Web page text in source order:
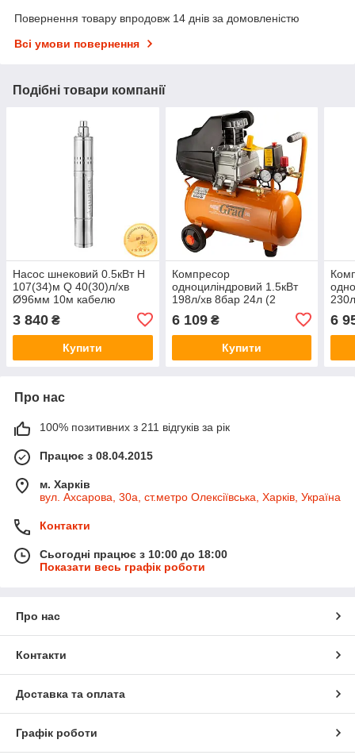
Повернення товару впродовж 14 днів за домовленістю
Всі умови повернення
Подібні товари компанії
Насос шнековий 0.5кВт H
107(34)м Q 40(30)л/хв
Ø96мм 10м кабелю
AQUATICA 4QGDM1.8-50-
0.5 (778212)
3 840 ₴
Купити
Компресор
одноциліндровий 1.5кВт
198л/хв 8бар 24л (2
крана) GRAD (7043555)
6 109₴
Купити
6
Про нас
100% позитивних з 211 відгуків за рік
Працює з 08.04.2015
м. Харків
вул. Ахсарова, 30а, ст.метро Олексіївська, Харків, Україна
Контакти
Сьогодні працює з 10:00 до 18:00
Показати весь графік роботи
Про нас
Контакти
Доставка та оплата
Графік роботи